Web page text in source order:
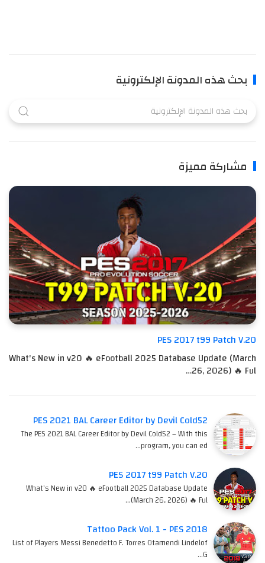
بحث هذه المدونة الإلكترونية
مشاركة مميزة
PES 2017 t99 Patch V.20
What's New in v20 🔥 eFootball 2025 Database Update (March
26, 2026) 🔥 Ful…
PES 2021 BAL Career Editor by Devil Cold52
The PES 2021 BAL Career Editor by Devil Cold52 – With this
program, you can ed…
PES 2017 t99 Patch V.20
What's New in v20 🔥 eFootball 2025 Database Update
(March 26, 2026) 🔥 Ful…
Tattoo Pack Vol. 1 - PES 2018
List of Players Messi Benedetto F. Torres Otamendi Lindelof
G…